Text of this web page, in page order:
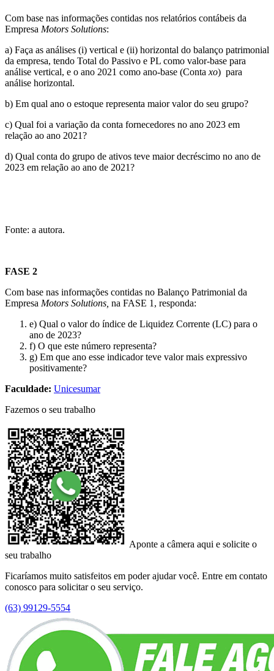
Com base nas informações contidas nos relatórios contábeis da
Empresa Motors Solutions:
a) Faça as análises (i) vertical e (ii) horizontal do balanço patrimonial
da empresa, tendo Total do Passivo e PL como valor-base para
análise vertical, e o ano 2021 como ano-base (Conta xo) para
análise horizontal.
b) Em qual ano o estoque representa maior valor do seu grupo?
c) Qual foi a variação da conta fornecedores no ano 2023 em
relação ao ano 2021?
d) Qual conta do grupo de ativos teve maior decréscimo no ano de
2023 em relação ao ano de 2021?
Fonte: a autora.
FASE 2
Com base nas informações contidas no Balanço Patrimonial da
Empresa Motors Solutions, na FASE 1, responda:
e) Qual o valor do índice de Liquidez Corrente (LC) para o
ano de 2023?
f) O que este número representa?
g) Em que ano esse indicador teve valor mais expressivo
positivamente?
Faculdade: Unicesumar
Fazemos o seu trabalho
Aponte a câmera aqui e solicite o
seu trabalho
Ficaríamos muito satisfeitos em poder ajudar você. Entre em contato
conosco para solicitar o seu serviço.
(63) 99129-5554